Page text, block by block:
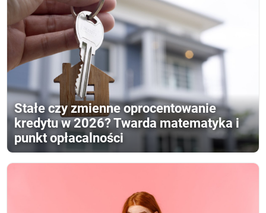
Stałe czy zmienne oprocentowanie
kredytu w 2026? Twarda matematyka i
punkt opłacalności